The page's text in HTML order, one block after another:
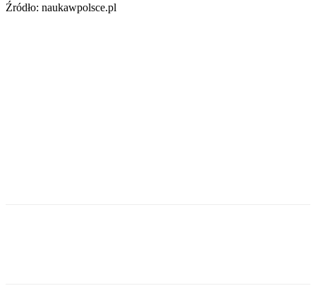
Źródło: naukawpolsce.pl